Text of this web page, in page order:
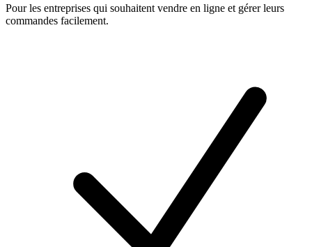
Pour les entreprises qui souhaitent vendre en ligne et gérer leurs
commandes facilement.